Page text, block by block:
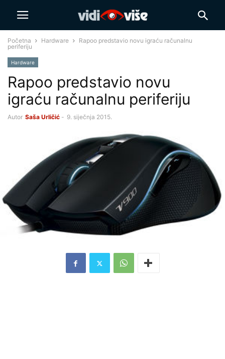
Početna Hardware
Rapoo predstavio novu igraću računalnu
periferiju
Hardware
Rapoo predstavio novu
igraću računalnu periferiju
Autor Saša Urličić - 9. siječnja 2015.